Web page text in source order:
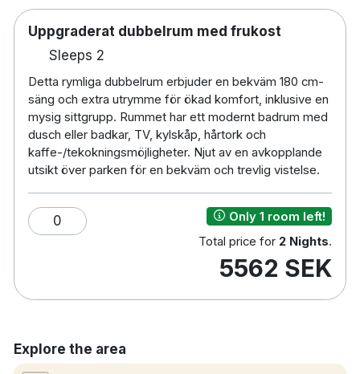
Uppgraderat dubbelrum med frukost
Sleeps 2
Detta rymliga dubbelrum erbjuder en bekväm 180 cm-
säng och extra utrymme för ökad komfort, inklusive en
mysig sittgrupp. Rummet har ett modernt badrum med
dusch eller badkar, TV, kylskåp, hårtork och
kaffe-/tekokningsmöjligheter. Njut av en avkopplande
utsikt över parken för en bekväm och trevlig vistelse.
0
Only 1 room left!
Total price for 2 Nights.
5562 SEK
Explore the area